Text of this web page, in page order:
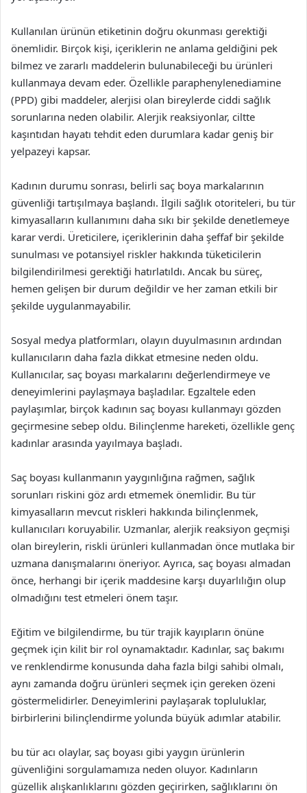
Kullanılan ürünün etiketinin doğru okunması gerektiği
önemlidir. Birçok kişi, içeriklerin ne anlama geldiğini pek
bilmez ve zararlı maddelerin bulunabileceği bu ürünleri
kullanmaya devam eder. Özellikle paraphenylenediamine
(PPD) gibi maddeler, alerjisi olan bireylerde ciddi sağlık
sorunlarına neden olabilir. Alerjik reaksiyonlar, ciltte
kaşıntıdan hayatı tehdit eden durumlara kadar geniş bir
yelpazeyi kapsar.
Kadının durumu sonrası, belirli saç boya markalarının
güvenliği tartışılmaya başlandı. İlgili sağlık otoriteleri, bu tür
kimyasalların kullanımını daha sıkı bir şekilde denetlemeye
karar verdi. Üreticilere, içeriklerinin daha şeffaf bir şekilde
sunulması ve potansiyel riskler hakkında tüketicilerin
bilgilendirilmesi gerektiği hatırlatıldı. Ancak bu süreç,
hemen gelişen bir durum değildir ve her zaman etkili bir
şekilde uygulanmayabilir.
Sosyal medya platformları, olayın duyulmasının ardından
kullanıcıların daha fazla dikkat etmesine neden oldu.
Kullanıcılar, saç boyası markalarını değerlendirmeye ve
deneyimlerini paylaşmaya başladılar. Egzaltele eden
paylaşımlar, birçok kadının saç boyası kullanmayı gözden
geçirmesine sebep oldu. Bilinçlenme hareketi, özellikle genç
kadınlar arasında yayılmaya başladı.
Saç boyası kullanmanın yaygınlığına rağmen, sağlık
sorunları riskini göz ardı etmemek önemlidir. Bu tür
kimyasalların mevcut riskleri hakkında bilinçlenmek,
kullanıcıları koruyabilir. Uzmanlar, alerjik reaksiyon geçmişi
olan bireylerin, riskli ürünleri kullanmadan önce mutlaka bir
uzmana danışmalarını öneriyor. Ayrıca, saç boyası almadan
önce, herhangi bir içerik maddesine karşı duyarlılığın olup
olmadığını test etmeleri önem taşır.
Eğitim ve bilgilendirme, bu tür trajik kayıpların önüne
geçmek için kilit bir rol oynamaktadır. Kadınlar, saç bakımı
ve renklendirme konusunda daha fazla bilgi sahibi olmalı,
aynı zamanda doğru ürünleri seçmek için gereken özeni
göstermelidirler. Deneyimlerini paylaşarak topluluklar,
birbirlerini bilinçlendirme yolunda büyük adımlar atabilir.
bu tür acı olaylar, saç boyası gibi yaygın ürünlerin
güvenliğini sorgulamamıza neden oluyor. Kadınların
güzellik alışkanlıklarını gözden geçirirken, sağlıklarını ön